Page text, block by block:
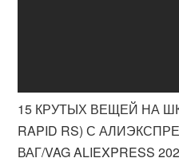
15 КРУТЫХ ВЕЩЕЙ НА
RAPID RS) С
ВАГ/VAG ALIEXPRESS